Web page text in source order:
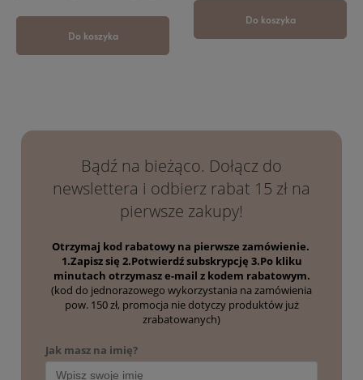
Do koszyka
Do koszyka